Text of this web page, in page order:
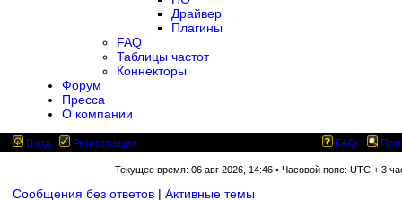
Драйвер
Плагины
FAQ
Таблицы частот
Коннекторы
Форум
Пресса
О компании
Вход Регистрация FAQ
Текущее время: 06 авг 2026, 14:46 • Часовой пояс: UTC + 3
Сообщения без ответов | Активные темы